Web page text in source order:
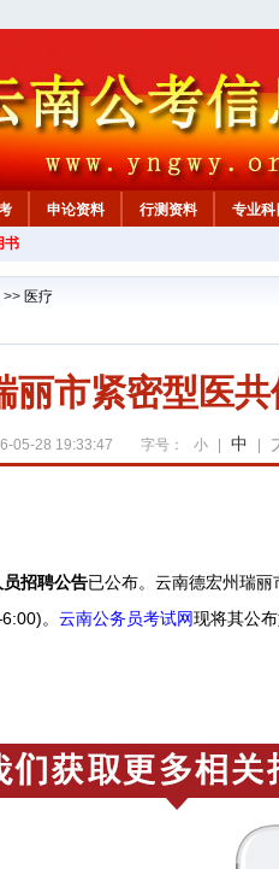
申论资料 行测资料 专业科
书
>> 医疗
市紧密型医共
05-28 19:33:47 字号： 小 中
招聘公告已公布。云南德宏州瑞丽
。 云南公务员考试网现将其公布